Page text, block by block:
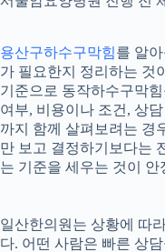
용산구하수구막힘를 알
가 필요한지 정리하는 것
기준으로 동작하수구막
여부, 비용이나 조건, 상
까지 함께 살펴보려는 경
만 보고 결정하기보다는
는 기준을 세우는 것이 안
일산한의원는 상황에 따
다. 어떤 사람은 빠른 상